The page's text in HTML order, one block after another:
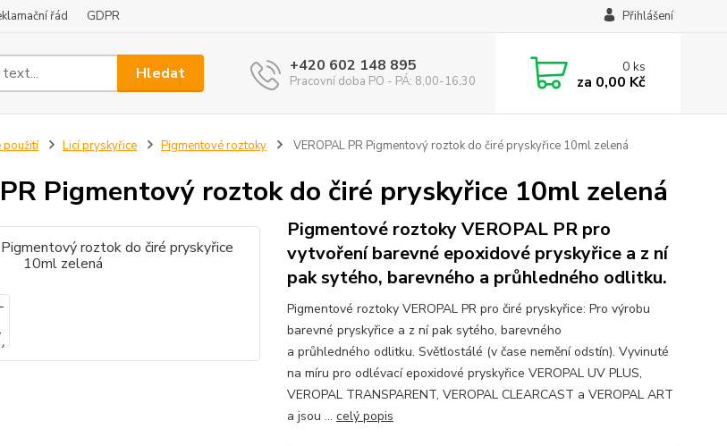
řád GDPR Přihlášení
Hledat +420 602 148 895
Pracovní doba PO - PÁ: 8,00-16,30
0ks
za 0,00 Kč
použití Licí pryskyřice Pigmentové roztoky VEROPAL PR Pigmentový roztok do čiré pryskyřice 10ml zelená
Pigmentový roztok do čiré pryskyřice 10ml zelená
Pigmentové roztoky VEROPAL PR pro
vytvoření barevné epoxidové pryskyřice a z ní
pak sytého, barevného a průhledného odlitku.
Pigmentové roztoky VEROPAL PR pro čiré pryskyřice: Pro výrobu
barevné pryskyřice a z ní pak sytého, barevného
a průhledného odlitku. Světlostálé (v čase nemění odstín). Vyvinuté
na míru pro odlévací epoxidové pryskyřice VEROPAL UV PLUS,
VEROPAL TRANSPARENT, VEROPAL CLEARCAST a VEROPAL ART
a jsou ... celý popis